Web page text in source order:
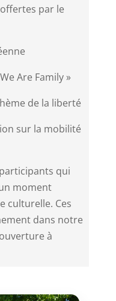
par le
Are Family »
de la liberté
sur la mobilité
qui
moment
culturelle. Ces
dans notre
à